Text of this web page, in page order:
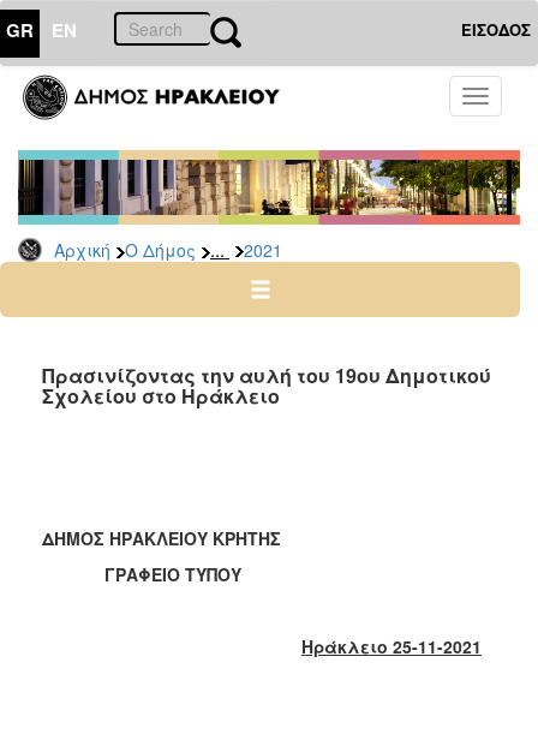
GR EN ΕΙΣΟΔΟΣ
Toggle
Αρχική Ο Δήμος ... 2021
ΔΗΜΟΣ
Δελτία
Τύπου
Αρχείο
2026
2024
2022
2018
2017
Πρασινίζοντας την αυλή του 19ου Δημοτικού
Σχολείου στο Ηράκλειο
ΔΗΜΟΣ ΗΡΑΚΛΕΙΟΥ ΚΡΗΤΗΣ
ΓΡΑΦΕΙΟ ΤΥΠΟΥ
Ηράκλειο 25-11-2021